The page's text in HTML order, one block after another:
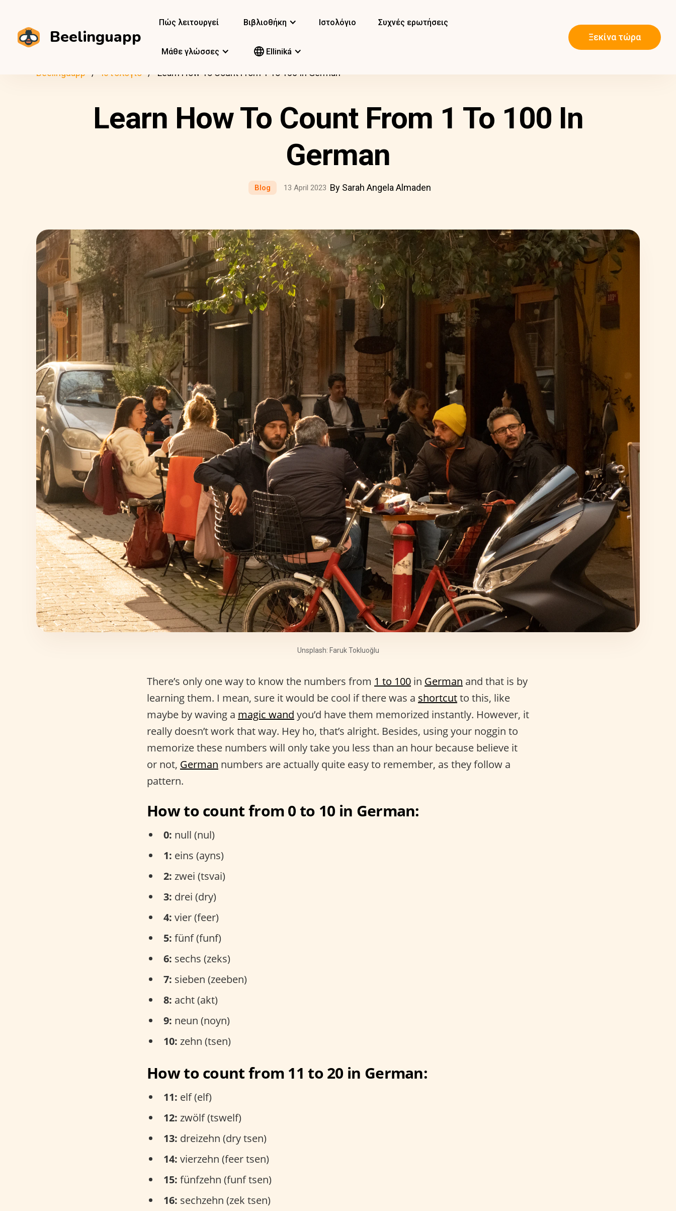
Beelinguapp
Πώς λειτουργεί Βιβλιοθήκη Ιστολόγιο Συχνές ερωτήσεις
Μάθε γλώσσες Elliniká
Ξεκίνα τώρα
Beelinguapp Ιστολόγιο Learn How To Count From 1 To 100 In German
Learn How To Count From 1 To 100 In
German
Blog 13 April 2023 By Sarah Angela Almaden
Unsplash: Faruk Tokluoğlu
There’s only one way to know the numbers from 1 to 100 in German and that is by
learning them. I mean, sure it would be cool if there was a shortcutto this, like
maybe by waving a magic wand you’d have them memorized instantly. However, it
really doesn’t work that way. Hey ho, that’s alright. Besides, using your noggin to
memorize these numbers will only take you less than an hour because believe it
or not, German numbers are actually quite easy to remember, as they follow a
pattern.
How to count from 0 to 10 in German:
0: null (nul)
1: eins (ayns)
2: zwei (tsvai)
3: drei (dry)
4: vier (feer)
5: fünf (funf)
6: sechs (zeks)
7: sieben (zeeben)
8: acht (akt)
9: neun (noyn)
10: zehn (tsen)
How to count from 11 to 20 in German:
11: elf (elf)
12: zwölf (tswelf)
13: dreizehn (dry tsen)
14: vierzehn (feer tsen)
15: fünfzehn (funf tsen)
16: sechzehn (zek tsen)